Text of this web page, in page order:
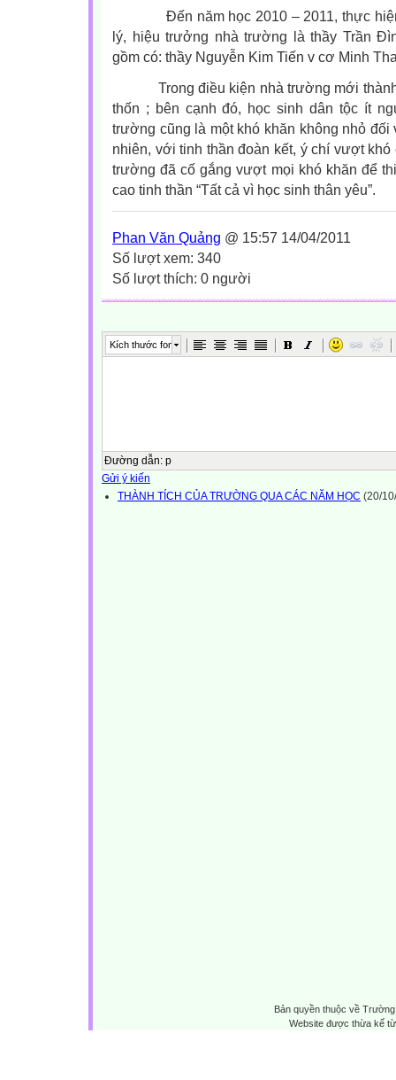
Đến năm học 2010 – 2011, thực hiện
lý, hiệu trưởng nhà trường là thầy Trần
gồm có: thầy Nguyễn Kim Tiến v cơ Minh
Trong điều kiện nhà trường mới
thốn ; bên cạnh đó, học sinh dân tộc ít
trường cũng là một khó khăn không nhỏ đối
nhiên, với tinh thần đoàn kết, ý chí vượt khó
trường đã cố gắng vượt mọi khó khăn để
cao tinh thần “Tất cả vì học sinh thân yêu”.
Phan Văn Quảng @ 15:57 14/04/2011
Số lượt xem: 340
Số lượt thích: 0 người
Kích thước font
Đường dẫn: p
Gửi ý kiến
THÀNH TÍCH CỦA TRƯỜNG QUA CÁC NĂM HỌC (20/
Bản quyền thuộc về
Website được thừa kế